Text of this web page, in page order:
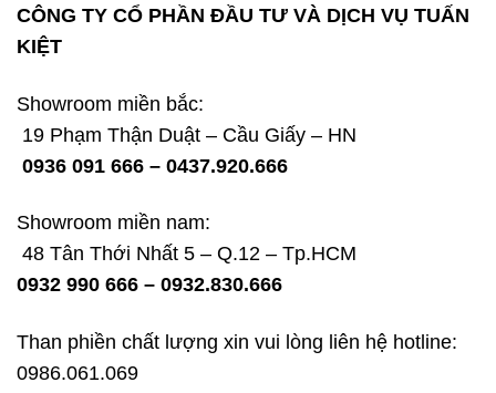
CÔNG TY CỔ PHẦN ĐẦU TƯ VÀ DỊCH VỤ TUẤN
KIỆT
Showroom miền bắc:
19 Phạm Thận Duật – Cầu Giấy – HN
0936 091 666 – 0437.920.666
Showroom miền nam:
48 Tân Thới Nhất 5 – Q.12 – Tp.HCM
0932 990 666 – 0932.830.666
Than phiền chất lượng xin vui lòng liên hệ hotline:
0986.061.069